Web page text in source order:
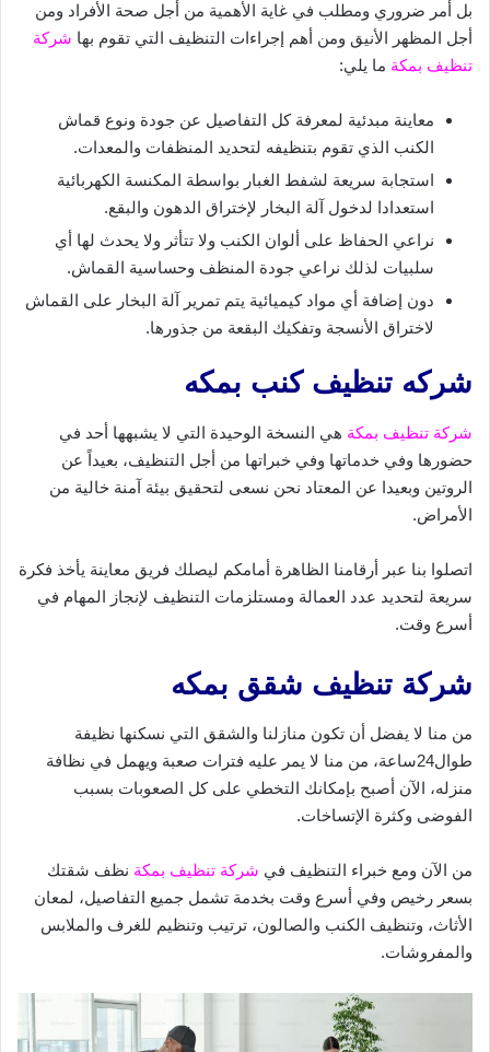
بل أمر ضروري ومطلب في غاية الأهمية من أجل صحة الأفراد ومن
أجل المظهر الأنيق ومن أهم إجراءات التنظيف التي تقوم بها شركة
تنظيف بمكة ما يلي:
معاينة مبدئية لمعرفة كل التفاصيل عن جودة ونوع قماش
الكنب الذي تقوم بتنظيفه لتحديد المنظفات والمعدات.
استجابة سريعة لشفط الغبار بواسطة المكنسة الكهربائية
استعدادا لدخول آلة البخار لإختراق الدهون والبقع.
نراعي الحفاظ على ألوان الكنب ولا تتأثر ولا يحدث لها أي
سلبيات لذلك نراعي جودة المنظف وحساسية القماش.
دون إضافة أي مواد كيميائية يتم تمرير آلة البخار على القماش
لاختراق الأنسجة وتفكيك البقعة من جذورها.
شركه تنظيف كنب بمكه
شركة تنظيف بمكة هي النسخة الوحيدة التي لا يشبهها أحد في
حضورها وفي خدماتها وفي خبراتها من أجل التنظيف، بعيداً عن
الروتين وبعيدا عن المعتاد نحن نسعى لتحقيق بيئة آمنة خالية من
الأمراض.
اتصلوا بنا عبر أرقامنا الظاهرة أمامكم ليصلك فريق معاينة يأخذ فكرة
سريعة لتحديد عدد العمالة ومستلزمات التنظيف لإنجاز المهام في
أسرع وقت.
شركة تنظيف شقق بمكه
من منا لا يفضل أن تكون منازلنا والشقق التي نسكنها نظيفة
طوال24ساعة، من منا لا يمر عليه فترات صعبة ويهمل في نظافة
منزله، الآن أصبح بإمكانك التخطي على كل الصعوبات بسبب
الفوضى وكثرة الإتساخات.
من الآن ومع خبراء التنظيف في شركة تنظيف بمكة نظف شقتك
بسعر رخيص وفي أسرع وقت بخدمة تشمل جميع التفاصيل، لمعان
الأثاث، وتنظيف الكنب والصالون، ترتيب وتنظيم للغرف والملابس
والمفروشات.